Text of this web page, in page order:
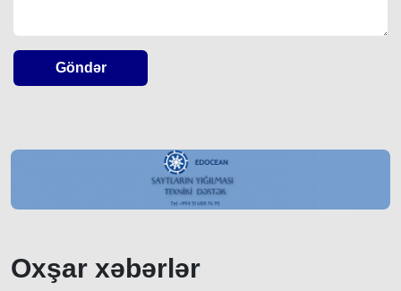
Göndər
Oxşar xəbərlər